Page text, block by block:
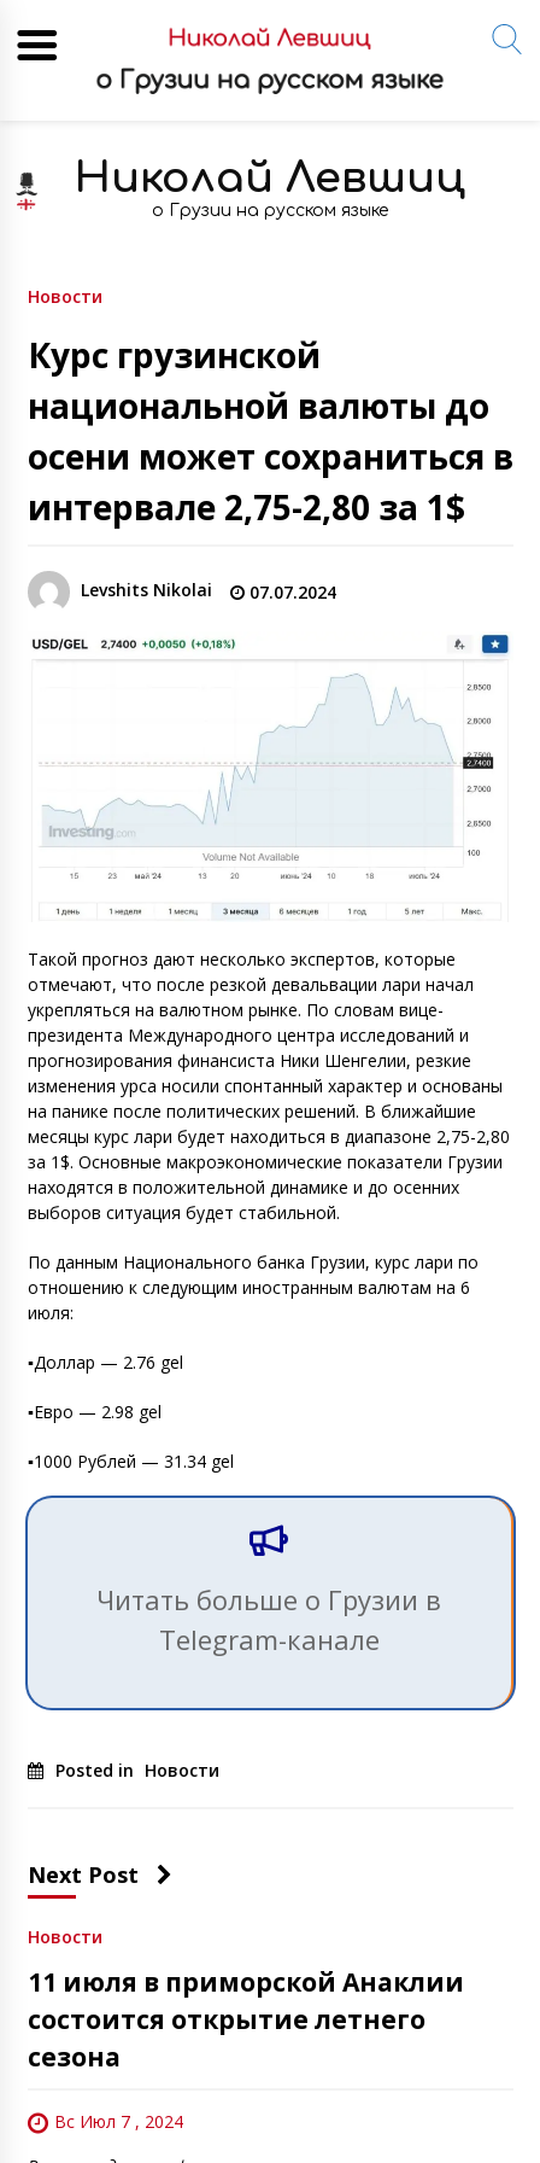
content
Николай Левшиц
о Грузии на русском языке
Новости
Курс грузинской
национальной валюты до
осени может сохраниться в
интервале 2,75-2,80 за 1$
Levshits Nikolai 07.07.2024
Такой прогноз дают несколько экспертов, которые
отмечают, что после резкой девальвации лари начал
укрепляться на валютном рынке. По словам вице-
президента Международного центра исследований и
прогнозирования финансиста Ники Шенгелии, резкие
изменения урса носили спонтанный характер и основаны
на панике после политических решений. В ближайшие
месяцы курс лари будет находиться в диапазоне 2,75-2,80
за 1$. Основные макроэкономические показатели Грузии
находятся в положительной динамике и до осенних
выборов ситуация будет стабильной.
По данным Национального банка Грузии, курс лари по
отношению к следующим иностранным валютам на 6
июля:
▪️Доллар — 2.76 gel
▪️Евро — 2.98 gel
▪️1000 Рублей — 31.34 gel
Читать больше о Грузии в
Telegram-канале
Posted in Новости
Next Post
Новости
11 июля в приморской Анаклии
состоится открытие летнего
сезона
Вс Июл 7 , 2024